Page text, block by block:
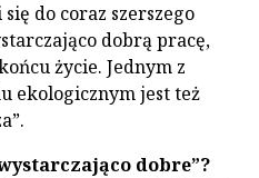
do coraz szerszego
dobrą pracę,
życie. Jednym z
ekologicznym jest też
dobre”?